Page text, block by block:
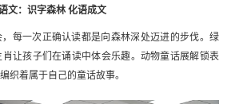
文：识字森林 化语成文
每一次正确认读都是向森林深处迈进的步伐。绿
让孩子们在诵读中体会乐趣。动物童话展解锁表
织着属于自己的童话故事。